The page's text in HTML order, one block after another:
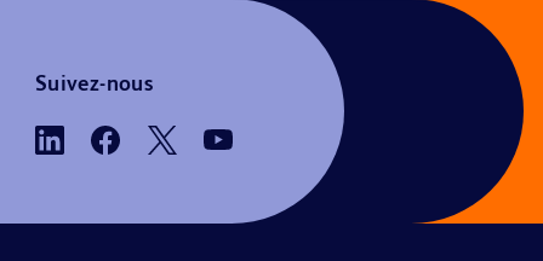
Suivez-nous